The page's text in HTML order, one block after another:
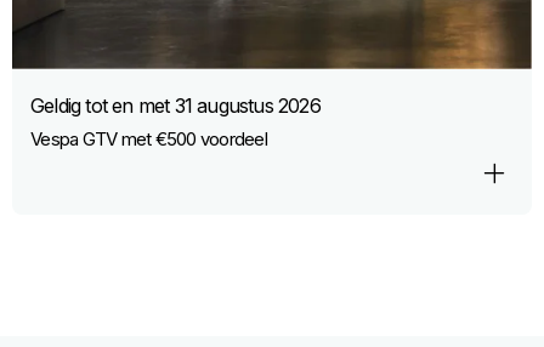
Geldig tot en met 31 augustus 2026
Vespa GTV met €500 voordeel